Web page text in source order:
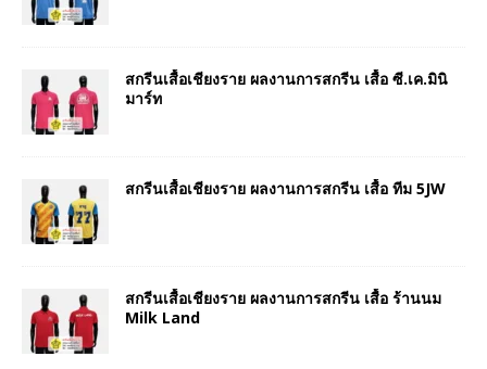
สกรีนเสื้อเชียงราย ผลงานการสกรีน เสื้อ ซี.เค.มินิ
มาร์ท
สกรีนเสื้อเชียงราย ผลงานการสกรีน เสื้อ ทีม 5JW
สกรีนเสื้อเชียงราย ผลงานการสกรีน เสื้อ ร้านนม
Milk Land